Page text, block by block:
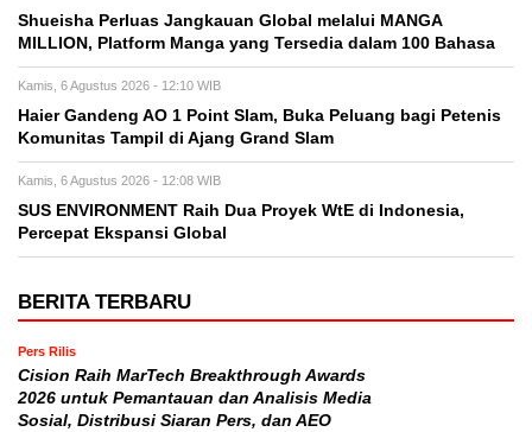
Shueisha Perluas Jangkauan Global melalui MANGA
MILLION, Platform Manga yang Tersedia dalam 100 Bahasa
Kamis, 6 Agustus 2026 - 12:10 WIB
Haier Gandeng AO 1 Point Slam, Buka Peluang bagi Petenis
Komunitas Tampil di Ajang Grand Slam
Kamis, 6 Agustus 2026 - 12:08 WIB
SUS ENVIRONMENT Raih Dua Proyek WtE di Indonesia,
Percepat Ekspansi Global
BERITA TERBARU
Pers Rilis
Cision Raih MarTech Breakthrough Awards
2026 untuk Pemantauan dan Analisis Media
Sosial, Distribusi Siaran Pers, dan AEO